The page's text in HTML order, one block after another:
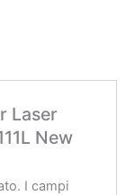
Laser
New
I campi